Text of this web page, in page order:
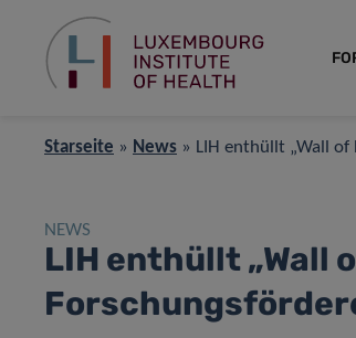
Starseite » News » LIH enthüllt „Wall
NEWS
LIH enthüllt „Wall